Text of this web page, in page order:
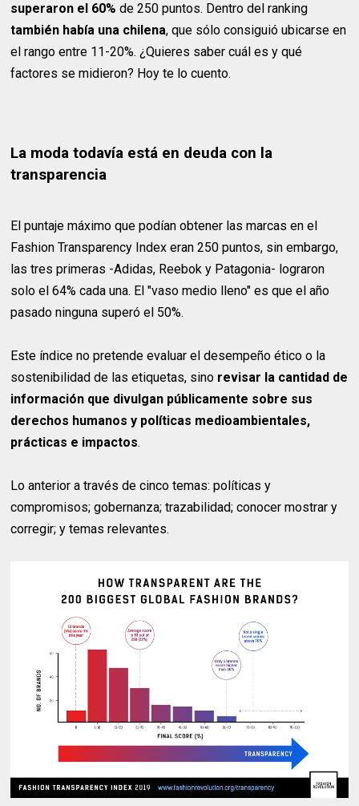
superaron el 60% de 250 puntos. Dentro del ranking
también había una chilena, que sólo consiguió ubicarse en
el rango entre 11-20%. ¿Quieres saber cuál es y qué
factores se midieron? Hoy te lo cuento.
La moda todavía está en deuda con la
transparencia
El puntaje máximo que podían obtener las marcas en el
Fashion Transparency Index eran 250 puntos, sin embargo,
las tres primeras -Adidas, Reebok y Patagonia- lograron
solo el 64% cada una. El "vaso medio lleno" es que el año
pasado ninguna superó el 50%.
Este índice no pretende evaluar el desempeño ético o la
sostenibilidad de las etiquetas, sino revisar la cantidad de
información que divulgan públicamente sobre sus
derechos humanos y políticas medioambientales,
prácticas e impactos.
Lo anterior a través de cinco temas: políticas y
compromisos; gobernanza; trazabilidad; conocer mostrar y
corregir; y temas relevantes.